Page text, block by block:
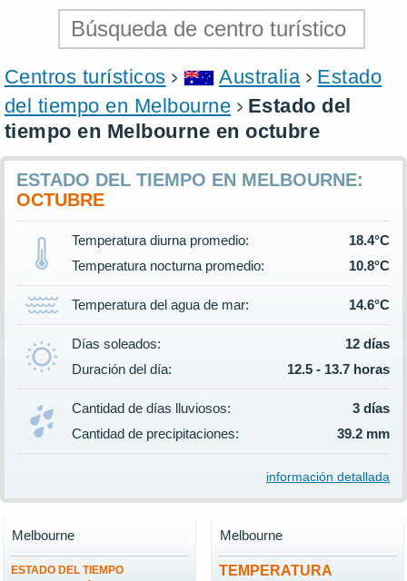
Centros turísticos Australia
Estado
del tiempo en Melbourne
Estado del
tiempo en Melbourne en octubre
ESTADO DEL TIEMPO EN MELBOURNE:
OCTUBRE
Temperatura diurna promedio:
18.4°C
Temperatura nocturna promedio:
10.8°C
Temperatura del agua de mar: 14.6°C
Días soleados:
12 días
Duración del día:
12.5 - 13.7 horas
Cantidad de días lluviosos:
3 días
Cantidad de precipitaciones:
39.2 mm
información detallada
ESTADO DEL TIEMPO
Melbourne
TEMPERATURA
Melbourne